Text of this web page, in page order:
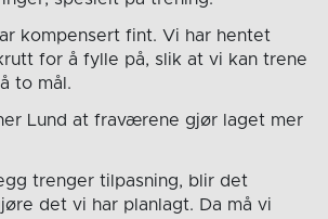
kompensert fint. Vi har hentet
for å fylle på, slik at vi kan trene
to mål.
Lund at fraværene gjør laget mer
trenger tilpasning, blir det
det vi har planlagt. Da må vi